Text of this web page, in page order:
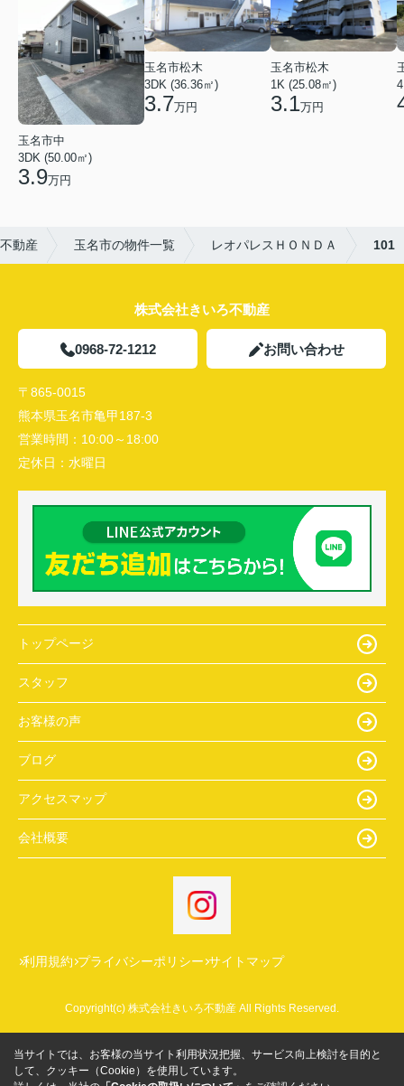
玉名市中
3DK (50.00㎡)
3.9万円
玉名市松木
3DK (36.36㎡)
3.7万円
玉名市松木
1K (25.08㎡)
3.1万円
動産 玉名市の物件一覧 レオパレスＨＯＮＤＡ 101
株式会社きいろ不動産
0968-72-1212 お問い合わせ
〒865-0015
熊本県玉名市亀甲187-3
営業時間： 10:00～18:00
定休日： 水曜日
トップページ
スタッフ
お客様の声
ブログ
アクセスマップ
会社概要
利用規約 プライバシーポリシー サイトマップ
Copyright(c) 株式会社きいろ不動産 All Rights Reserved.
当サイトでは、お客様の当サイト利用状況把握、サービス向上検討を目的と
して、クッキー（Cookie）を使用しています。